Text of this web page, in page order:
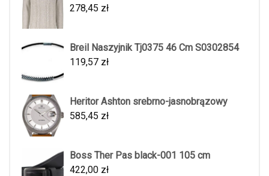
278,45 zł
Breil Naszyjnik Tj0375 46 Cm S0302854
119,57 zł
Heritor Ashton srebrno-jasnobrązowy
585,45 zł
Boss Ther Pas black-001 105 cm
422,00 zł